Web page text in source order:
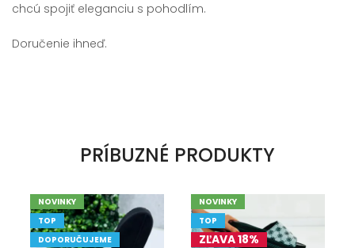
chcú spojiť eleganciu s pohodlím.
Doručenie ihneď.
PRÍBUZNÉ PRODUKTY
NOVINKY
TOP
DOPORUČUJEME
NOVINKY
TOP
ZĽAVA 18%